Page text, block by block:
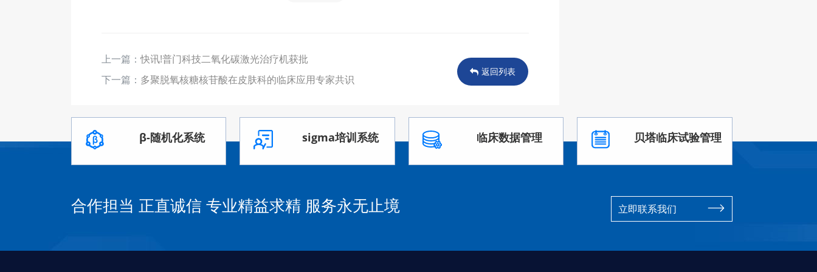
上一篇：快讯!普门科技二氧化碳激光治疗机获批
下一篇： 多聚脱氧核糖核苷酸在皮肤科的临床应用专家共识
返回列表
β-随机化系统 sigma培训系统 临床数据管理 贝塔临床试验管理
合作担当 正直诚信 专业精益求精 服务永无止境 立即联系我们